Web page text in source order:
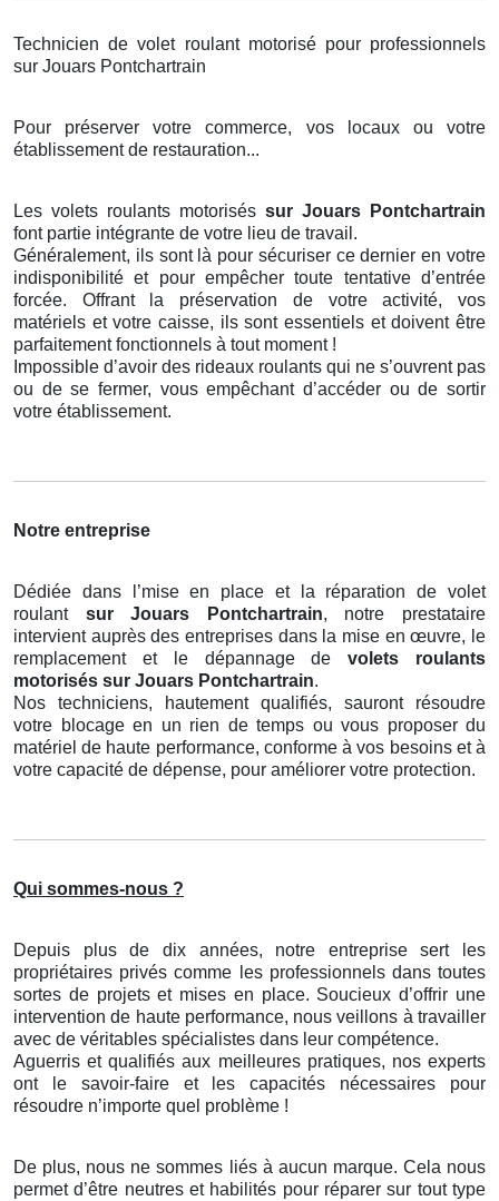
Technicien de volet roulant motorisé pour professionnels
sur Jouars Pontchartrain
Pour préserver votre commerce, vos locaux ou votre
établissement de restauration...
Les volets roulants motorisés sur Jouars Pontchartrain
font partie intégrante de votre lieu de travail.
Généralement, ils sont là pour sécuriser ce dernier en votre
indisponibilité et pour empêcher toute tentative d’entrée
forcée. Offrant la préservation de votre activité, vos
matériels et votre caisse, ils sont essentiels et doivent être
parfaitement fonctionnels à tout moment !
Impossible d’avoir des rideaux roulants qui ne s’ouvrent pas
ou de se fermer, vous empêchant d’accéder ou de sortir
votre établissement.
Notre entreprise
Dédiée dans l’mise en place et la réparation de volet
roulant sur Jouars Pontchartrain, notre prestataire
intervient auprès des entreprises dans la mise en œuvre, le
remplacement et le dépannage devolets roulants
motorisés sur Jouars Pontchartrain.
Nos techniciens, hautement qualifiés, sauront résoudre
votre blocage en un rien de temps ou vous proposer du
matériel de haute performance, conforme à vos besoins et à
votre capacité de dépense, pour améliorer votre protection.
Qui sommes-nous ?
Depuis plus de dix années, notre entreprise sert les
propriétaires privés comme les professionnels dans toutes
sortes de projets et mises en place. Soucieux d’offrir une
intervention de haute performance, nous veillons à travailler
avec de véritables spécialistes dans leur compétence.
Aguerris et qualifiés aux meilleures pratiques, nos experts
ont le savoir-faire et les capacités nécessaires pour
résoudre n’importe quel problème !
De plus, nous ne sommes liés à aucun marque. Cela nous
permet d’être neutres et habilités pour réparer sur tout type